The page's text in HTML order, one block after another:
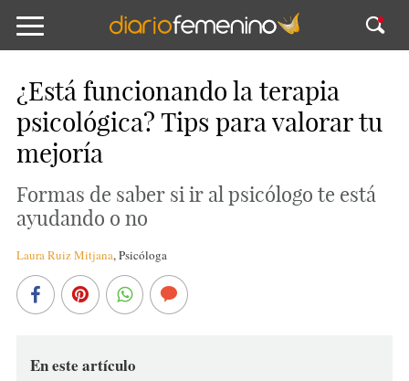
¿Está funcionando la terapia
psicológica? Tips para valorar tu
mejoría
Formas de saber si ir al psicólogo te está
ayudando o no
Laura Ruiz Mitjana,Psicóloga
En este artículo